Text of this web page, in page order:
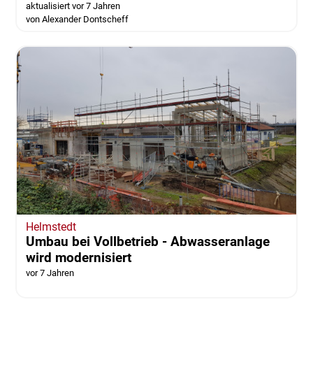
aktualisiert vor 7 Jahren
von Alexander Dontscheff
Helmstedt
Umbau bei Vollbetrieb - Abwasseranlage
wird modernisiert
vor 7 Jahren